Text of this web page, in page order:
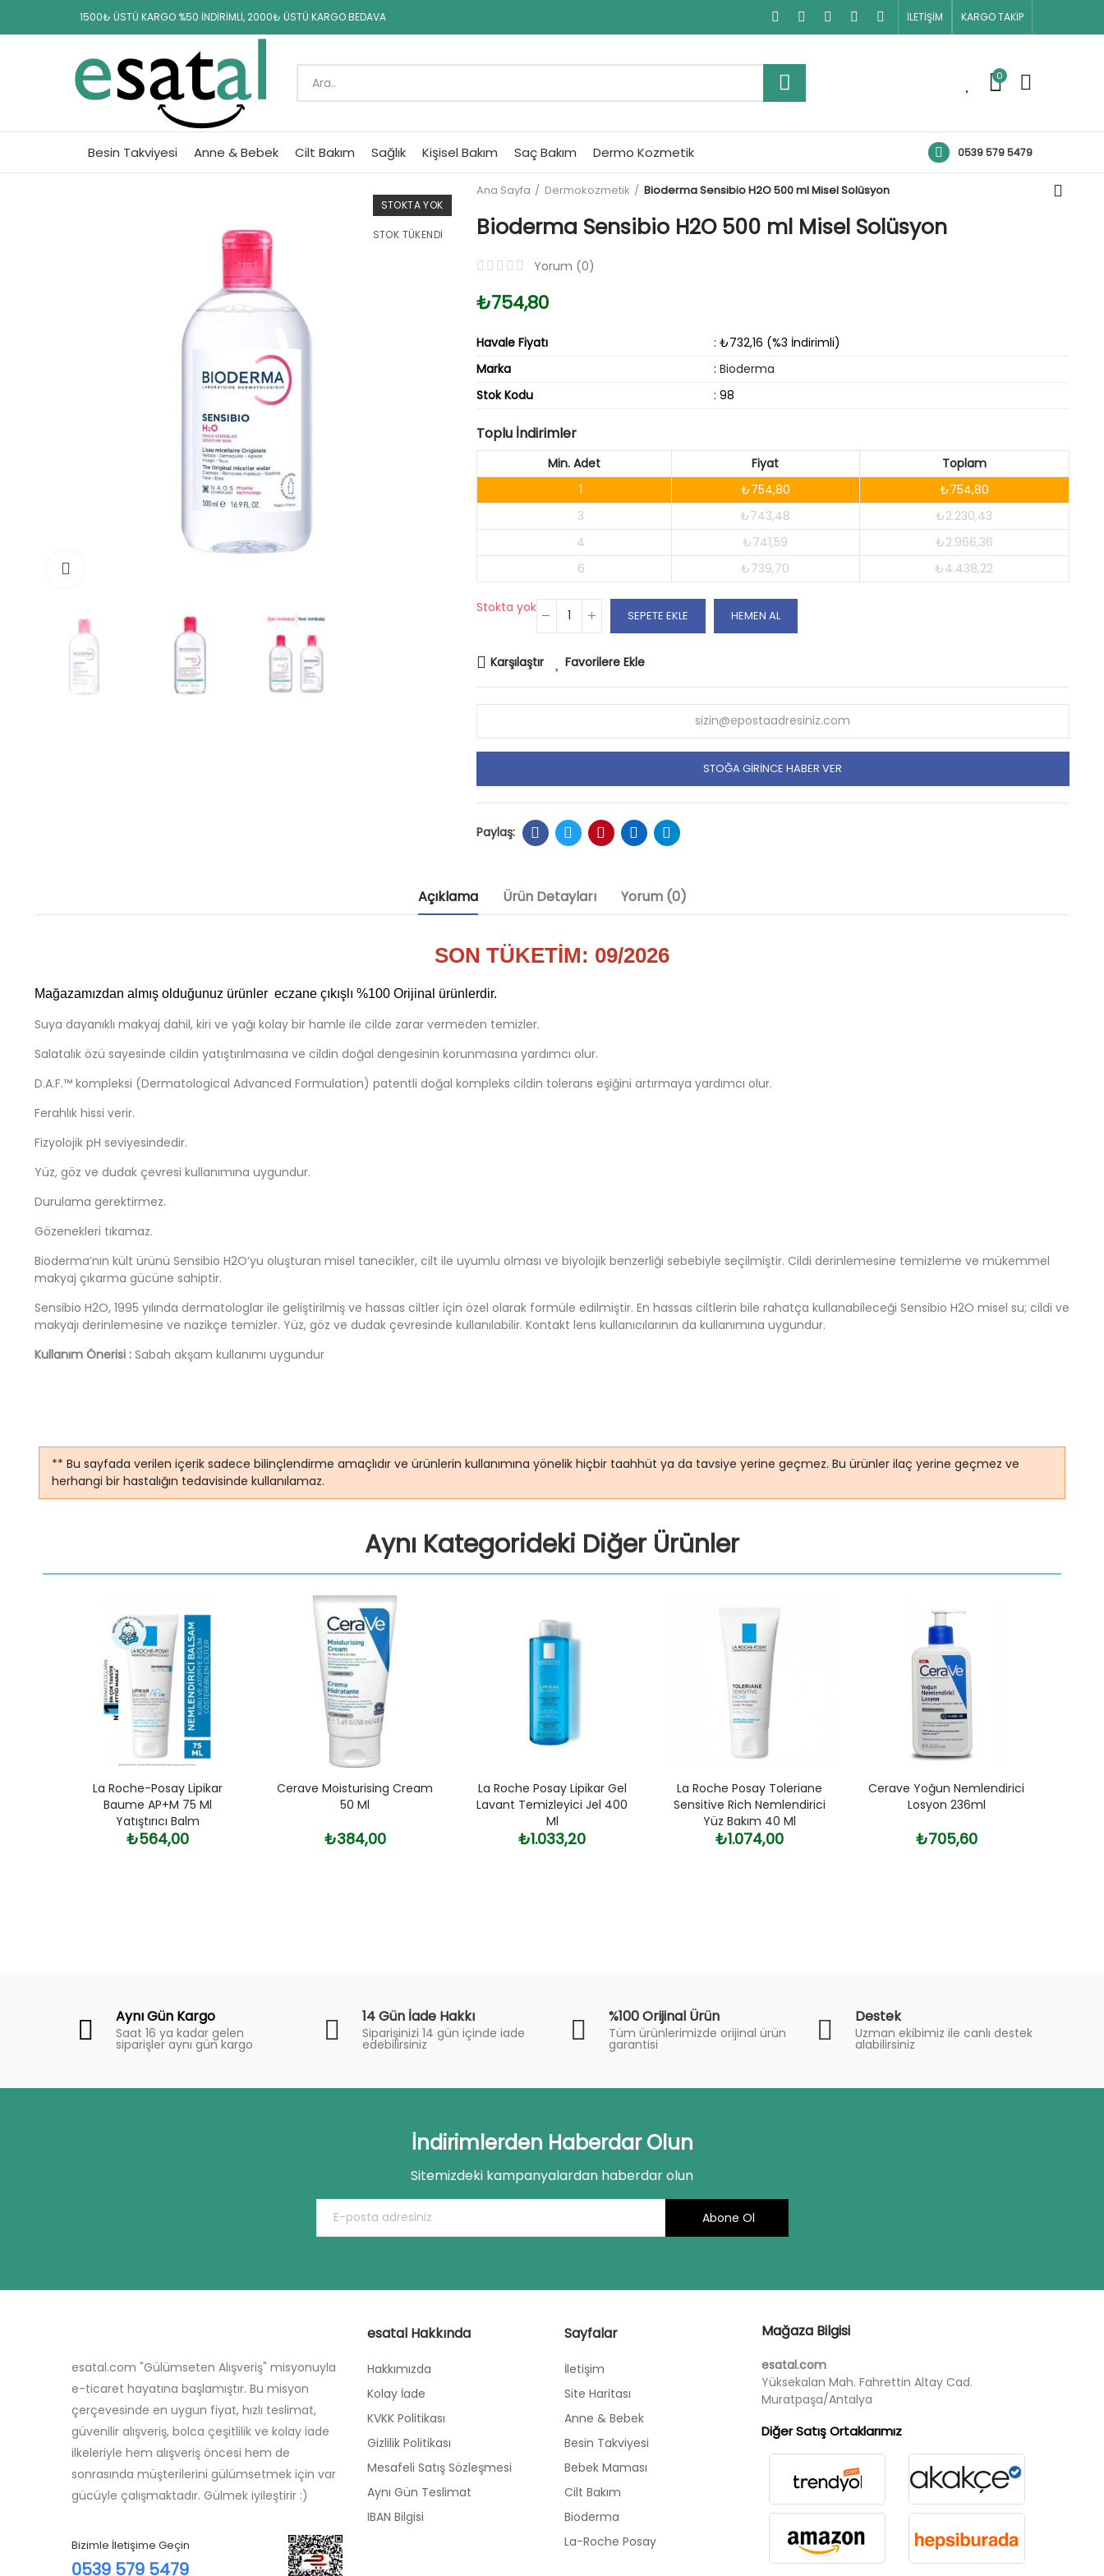
1500₺ ÜSTÜ KARGO %50 İNDİRİMLİ, 2000₺ ÜSTÜ KARGO BEDAVA İLETİŞİM KARGO TAKİP
0
Besin Takviyesi Anne & Bebek Cilt Bakım Sağlık Kişisel Bakım Saç Bakım Dermo Kozmetik 0539 579 5479
STOKTA YOK
STOK TÜKENDI
Ana Sayfa Dermokozmetik Bioderma Sensibio H2O 500 ml Misel Solüsyon
Bioderma Sensibio H2O 500 ml Misel Solüsyon
Yorum (0)
₺754,80
Havale Fiyatı
: ₺732,16 (%3 İndirimli)
Marka
: Bioderma
Stok Kodu
: 98
Toplu İndirimler
Min. Adet Fiyat
Toplam
1
₺754,80
₺754,80
3
₺743,48
₺2.230,43
4
₺741,59
₺2.966,36
6
₺739,70 ₺4.438,22
Stokta yok
SEPETE EKLE HEMEN AL
Karşılaştır Favorilere Ekle
STOĞA GIRINCE HABER VER
Açıklama Ürün Detayları Yorum (0)
SON TÜKETİM: 09/2026
Mağazamızdan almış olduğunuz ürünler eczane çıkışlı %100 Orijinal ürünlerdir.
Suya dayanıklı makyaj dahil, kiri ve yağı kolay bir hamle ile cilde zarar vermeden temizler.
Salatalık özü sayesinde cildin yatıştırılmasına ve cildin doğal dengesinin korunmasına yardımcı olur.
D.A.F.™ kompleksi (Dermatological Advanced Formulation) patentli doğal kompleks cildin tolerans eşiğini artırmaya yardımcı olur.
Ferahlık hissi verir.
Fizyolojik pH seviyesindedir.
Yüz, göz ve dudak çevresi kullanımına uygundur.
Durulama gerektirmez.
Gözenekleri tıkamaz.
Bioderma’nın kült ürünü Sensibio H2O’yu oluşturan misel tanecikler, cilt ile uyumlu olması ve biyolojik benzerliği sebebiyle seçilmiştir. Cildi derinlemesine temizleme ve mükemmel
makyaj çıkarma gücüne sahiptir.
Sensibio H2O, 1995 yılında dermatologlar ile geliştirilmiş ve hassas ciltler için özel olarak formüle edilmiştir. En hassas ciltlerin bile rahatça kullanabileceği Sensibio H2O misel su; cildi ve
makyajı derinlemesine ve nazikçe temizler. Yüz, göz ve dudak çevresinde kullanılabilir. Kontakt lens kullanıcılarının da kullanımına uygundur.
Kullanım Önerisi : Sabah akşam kullanımı uygundur
** Bu sayfada verilen içerik sadece bilinçlendirme amaçlıdır ve ürünlerin kullanımına yönelik hiçbir taahhüt ya da tavsiye yerine geçmez. Bu ürünler ilaç yerine geçmez ve
herhangi bir hastalığın tedavisinde kullanılamaz.
Aynı Kategorideki Diğer Ürünler
La Roche-Posay Lipikar
Baume AP+M 75 Ml
Yatıştırıcı Balm
₺564,00
Cerave Moisturising Cream
50 Ml
₺384,00
La Roche Posay Lipikar Gel
Lavant Temizleyici Jel 400
Ml
₺1.033,20
La Roche Posay Toleriane
Sensitive Rich Nemlendirici
Yüz Bakım 40 Ml
₺1.074,00
Cerave Yoğun Nemlendirici
Losyon 236ml
₺705,60
Aynı Gün Kargo
Saat 16 ya kadar gelen
siparişler aynı gün kargo
14 Gün İade Hakkı
Siparişinizi 14 gün içinde iade
edebilirsiniz
%100 Orijinal Ürün
Tüm ürünlerimizde orijinal ürün
garantisi
Destek
Uzman ekibimiz ile canlı destek
alabilirsiniz
İndirimlerden Haberdar Olun
Sitemizdeki kampanyalardan haberdar olun
Abone Ol
esatal.com "Gülümseten Alışveriş" misyonuyla
e-ticaret hayatına başlamıştır. Bu misyon
çerçevesinde en uygun fiyat, hızlı teslimat,
güvenilir alışveriş, bolca çeşitlilik ve kolay iade
ilkeleriyle hem alışveriş öncesi hem de
sonrasında müşterilerini gülümsetmek için var
gücüyle çalışmaktadır. Gülmek iyileştirir :)
Bizimle İletişime Geçin
0539 579 5479
esatal Hakkında
Hakkımızda
Kolay İade
KVKK Politikası
Gizlilik Politikası
Mesafeli Satış Sözleşmesi
Aynı Gün Teslimat
IBAN Bilgisi
Sayfalar
İletişim
Site Haritası
Anne & Bebek
Besin Takviyesi
Bebek Maması
Cilt Bakım
Bioderma
La-Roche Posay
Mağaza Bilgisi
esatal.com
Yüksekalan Mah. Fahrettin Altay Cad.
Muratpaşa/Antalya
Diğer Satış Ortaklarımız